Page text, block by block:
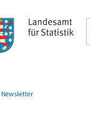
Newsletter